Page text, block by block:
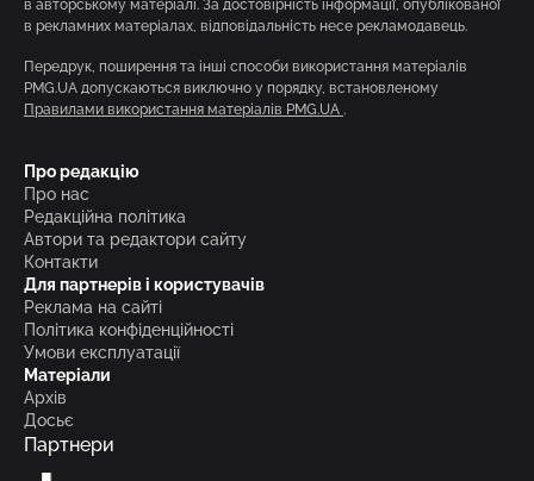
в авторському матеріалі. За достовірність інформації, опублікованої
в рекламних матеріалах, відповідальність несе рекламодавець.
Передрук, поширення та інші способи використання матеріалів
PMG.UA допускаються виключно у порядку, встановленому
Правилами використання матеріалів PMG.UA .
Про редакцію
Про нас
Редакційна політика
Автори та редактори сайту
Контакти
Для партнерів і користувачів
Реклама на сайті
Політика конфіденційності
Умови експлуатації
Матеріали
Архів
Досьє
Партнери